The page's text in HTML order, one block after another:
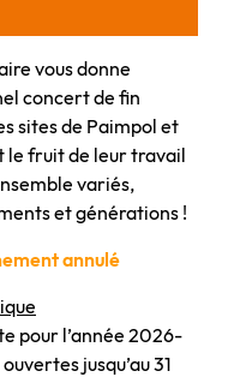
vous donne
concert de fin
sites de Paimpol et
le fruit de leur travail
variés,
et générations !
annulé
pour l’année 2026-
jusqu’au 31